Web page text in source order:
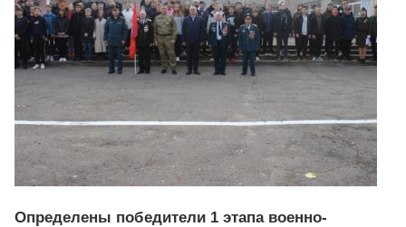
Определены победители 1 этапа военно-